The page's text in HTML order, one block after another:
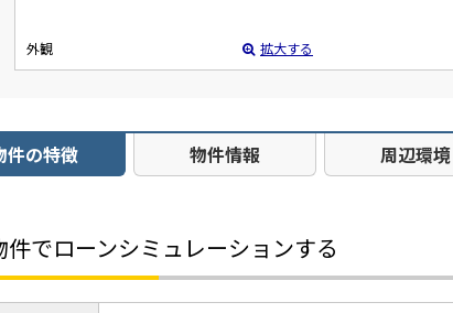
外観 拡大する
件の特徴 物件情報 周辺環境
件でローンシミュレーションする